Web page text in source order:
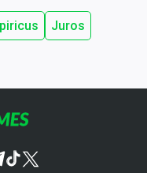
Juros